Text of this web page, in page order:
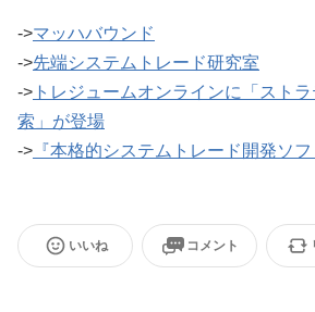
->マッハバウンド
->先端システムトレード研究室
-> トレジュームオンラインに「スト
索」が登場
-> 『本格的システムトレード開発ソフ
いいね コメント